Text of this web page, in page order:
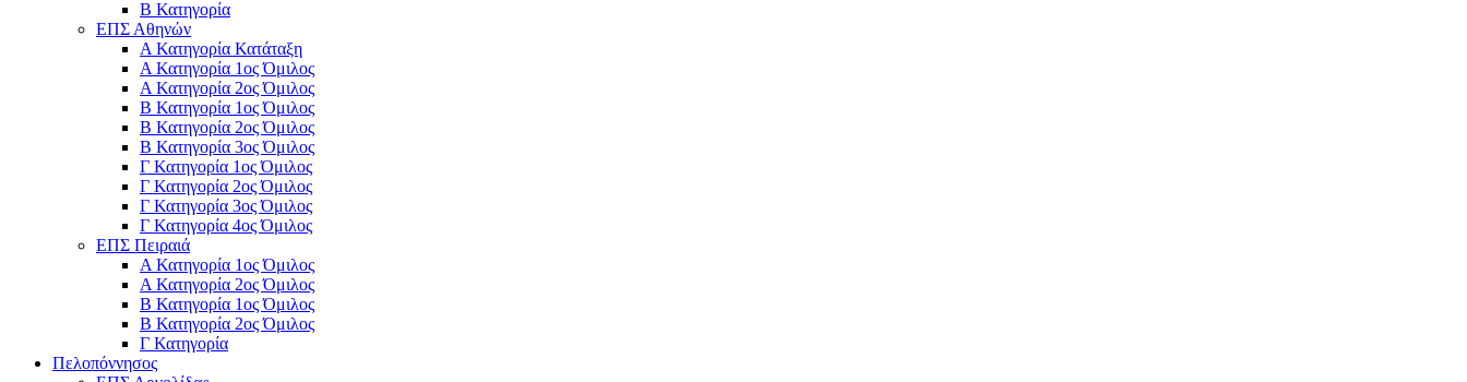
Β Κατηγορία
ΕΠΣ Αθηνών
Α Κατηγορία Κατάταξη
Α Κατηγορία 1ος Όμιλος
Α Κατηγορία 2ος Όμιλος
Β Κατηγορία 1ος Όμιλος
Β Κατηγορία 2ος Όμιλος
Β Κατηγορία 3ος Όμιλος
Γ Κατηγορία 1ος Όμιλος
Γ Κατηγορία 2ος Όμιλος
Γ Κατηγορία 3ος Όμιλος
Γ Κατηγορία 4ος Όμιλος
ΕΠΣ Πειραιά
Α Κατηγορία 1ος Όμιλος
Α Κατηγορία 2ος Όμιλος
Β Κατηγορία 1ος Όμιλος
Β Κατηγορία 2ος Όμιλος
Γ Κατηγορία
Πελοπόννησος